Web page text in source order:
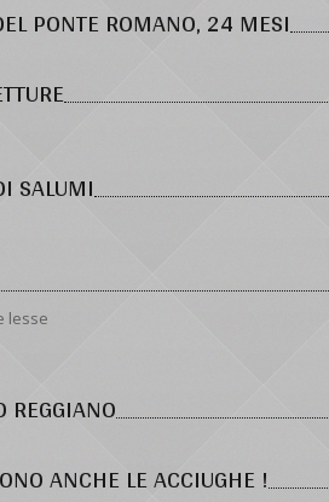
PONTE ROMANO, 24 MESI
SALUMI
lesse
ANCHE LE ACCIUGHE !